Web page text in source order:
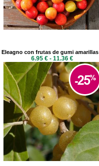
Eleagno con frutas de gumi amarillas
6.95 € - 11.36 €